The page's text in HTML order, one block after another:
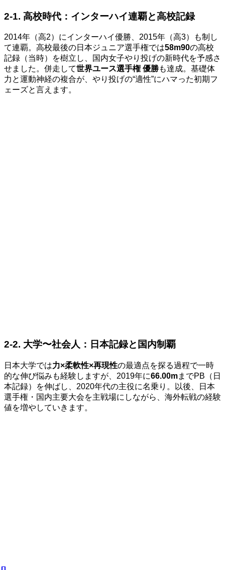
2-1. 高校時代：インターハイ連覇と高校記録
2014年（高2）にインターハイ優勝、2015年（高3）も制し
て連覇。高校最後の日本ジュニア選手権では58m90の高校
記録（当時）を樹立し、国内女子やり投げの新時代を予感さ
せました。併走して世界ユース選手権 優勝も達成。基礎体
力と運動神経の複合が、やり投げの“適性”にハマった初期フ
ェーズと言えます。
2-2. 大学〜社会人：日本記録と国内制覇
日本大学では力×柔軟性×再現性の最適点を探る過程で一時
的な伸び悩みも経験しますが、2019年に66.00mまでPB（日
本記録）を伸ばし、2020年代の主役に名乗り。以後、日本
選手権・国内主要大会を主戦場にしながら、海外転戦の経験
値を増やしていきます。